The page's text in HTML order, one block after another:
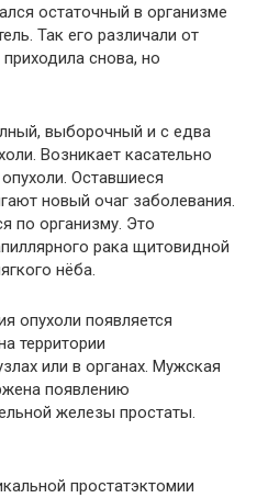
остаточный в организме
Так его различали от
снова, но
выборочный и с едва
Возникает касательно
Оставшиеся
новый очаг заболевания.
по организму. Это
рака щитовидной
нёба.
опухоли появляется
территории
или в органах. Мужская
появлению
железы простаты.
простатэктомии